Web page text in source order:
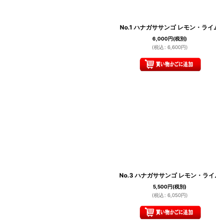
No.1 ハナガササンゴ レモン・ライ
6,000円(税別)
(税込 : 6,600円)
No.3 ハナガササンゴ レモン・ライ
5,500円(税別)
(税込 : 6,050円)